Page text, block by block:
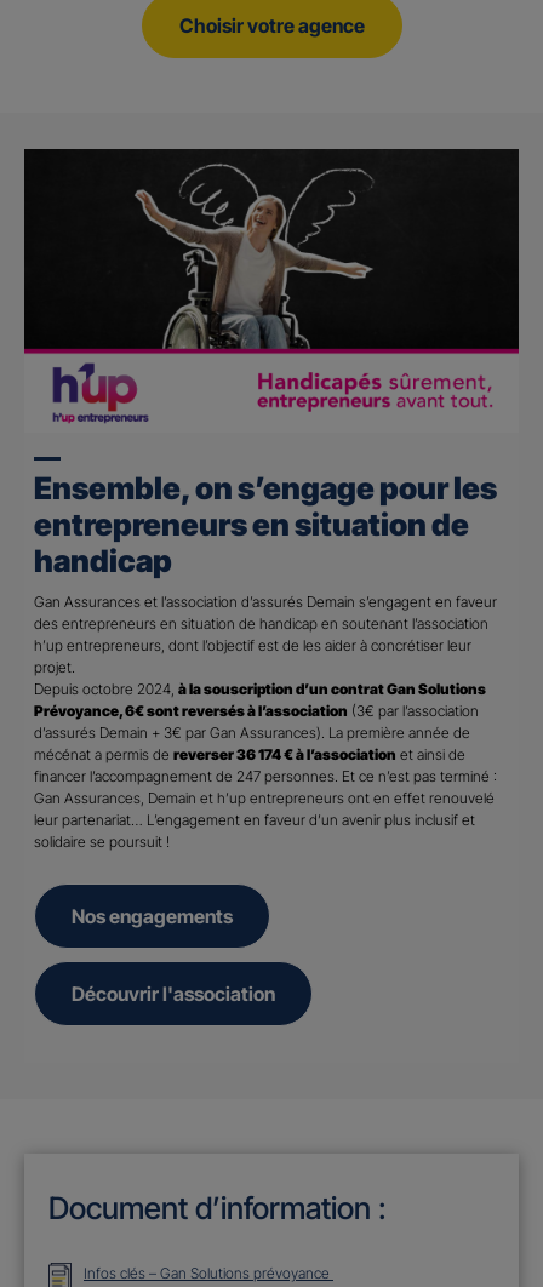
Choisir votre agence
Ensemble, on s’engage pour les
entrepreneurs en situation de
handicap
Gan Assurances et l’association d’assurés Demain s’engagent en faveur
des entrepreneurs en situation de handicap en soutenant l’association
h’up entrepreneurs, dont l’objectif est de les aider à concrétiser leur
projet.
Depuis octobre 2024, à la souscription d’un contrat Gan Solutions
Prévoyance, 6€ sont reversés à l’association (3€ par l’association
d’assurés Demain + 3€ par Gan Assurances). La première année de
mécénat a permis de reverser 36 174 € à l’association et ainsi de
financer l’accompagnement de 247 personnes. Et ce n’est pas terminé :
Gan Assurances, Demain et h’up entrepreneurs ont en effet renouvelé
leur partenariat… L’engagement en faveur d’un avenir plus inclusif et
solidaire se poursuit !
Nos engagements
Découvrir l'association
Document d’information :
Infos clés – Gan Solutions prévoyance